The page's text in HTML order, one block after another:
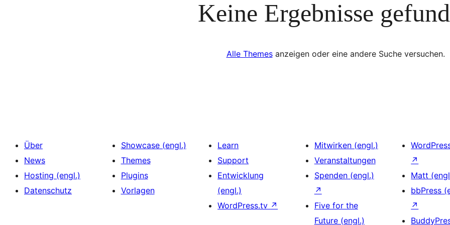
Keine Ergebnisse
Alle Themesanzeigen oder eine andere Suche versuchen.
Über
News
Hosting (engl.)
Datenschutz
Showcase (engl.)
Themes
Plugins
Vorlagen
Learn
Support
Entwicklung
(engl.)
WordPress.tv ↗
Mitwirken (engl.)
Veranstaltungen
Spenden (engl.)
↗
Five for the
Future (engl.)
↗
Matt
bbPress
↗